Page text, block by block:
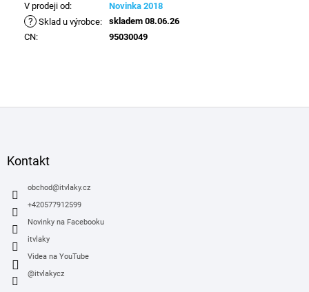
V prodeji od: Novinka 2018
? Sklad u výrobce:
skladem 08.06.26
CN: 95030049
Kontakt
obchod@itvlaky.cz
+420577912599
Novinky na Facebooku
itvlaky
Videa na YouTube
@itvlakycz